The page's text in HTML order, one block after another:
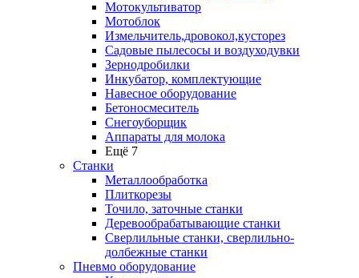
Мотокультиватор
Мотоблок
Измельчитель,дровокол,кусторез
Садовые пылесосы и воздуходувки
Зернодробилки
Инкубатор, комплектующие
Навесное оборудование
Бетоносмеситель
Снегоуборщик
Аппараты для молока
Ещё 7
Станки
Металлообработка
Плиткорезы
Точило, заточные станки
Деревообрабатывающие станки
Сверлильные станки, сверлильно-
долбежные станки
Пневмо оборудование